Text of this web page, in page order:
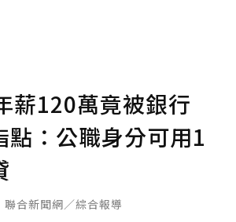
薪120萬竟被銀行
點：公職身分可用1
聯合新聞網／綜合報導